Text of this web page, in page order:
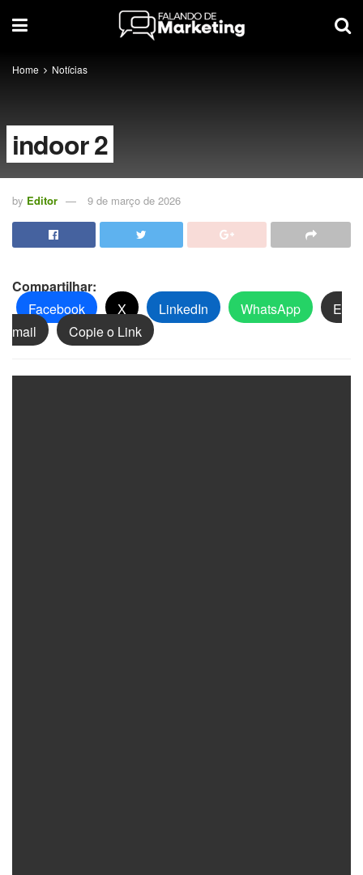
Home Notícias
indoor 2
by Editor 9 de março de 2026
Compartilhar:
Facebook
X LinkedIn WhatsApp
E
mail
Copie o Link